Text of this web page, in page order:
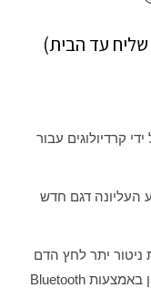
עד הבית)
המומלץ על ידי קרדיולוגים עבור
העליונה דגם חדש
יתר לחץ הדם
באמצעות Bluetooth